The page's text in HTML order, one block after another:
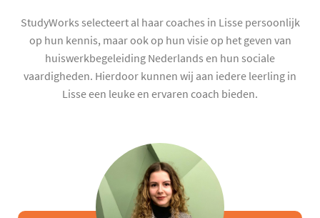
StudyWorks selecteert al haar coaches in Lisse persoonlijk
op hun kennis, maar ook op hun visie op het geven van
huiswerkbegeleiding Nederlands en hun sociale
vaardigheden. Hierdoor kunnen wij aan iedere leerling in
Lisse een leuke en ervaren coach bieden.